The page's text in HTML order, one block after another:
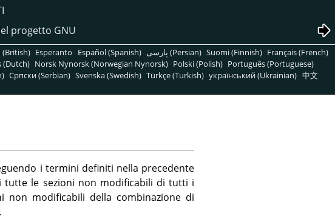
progetto GNU
(British) Esperanto Español (Spanish) پارسی (Persian) Suomi (Finnish) Français (French)
(Dutch) Norsk Nynorsk (Norwegian Nynorsk) Polski (Polish) Português (Portuguese)
Српски (Serbian) Svenska (Swedish) Türkçe (Turkish) український (Ukrainian) 中文
i termini definiti nella precedente
tutte le sezioni non modificabili di tutti i
non modificabili della combinazione di